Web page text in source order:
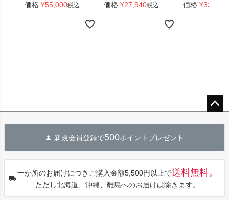
価格 ¥55,000税込 価格 ¥27,940税込 価格 ¥33,440
へ
新規会員登録で500ポイントプレゼント
一か所のお届けにつきご購入金額5,500円以上で送料無料。
ただし北海道、沖縄、離島へのお届けは除きます。